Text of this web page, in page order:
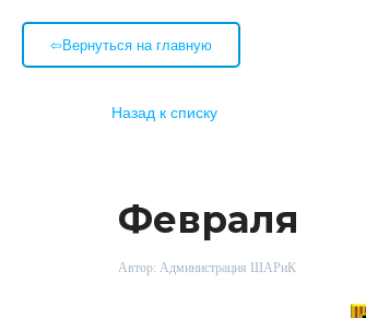
⇦Вернуться на главную
Назад к списку
С
Февраля
Автор: Администрация ШАРиК